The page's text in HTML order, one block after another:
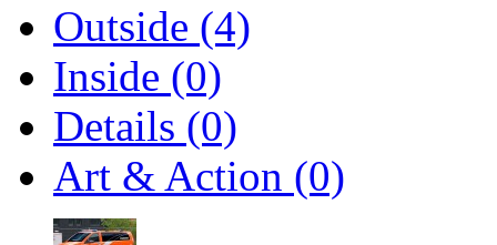
Outside (4)
Inside (0)
Details (0)
Art & Action (0)